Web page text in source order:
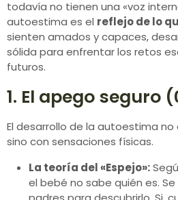
todavía no tienen una «voz
autoestima es el reflejo de lo
sienten amados y capaces,
sólida para enfrentar los retos
futuros.
1. El apego seguro
El desarrollo de la autoestima
sino con sensaciones físicas.
La teoría del «Espejo»:
el bebé no sabe quién es.